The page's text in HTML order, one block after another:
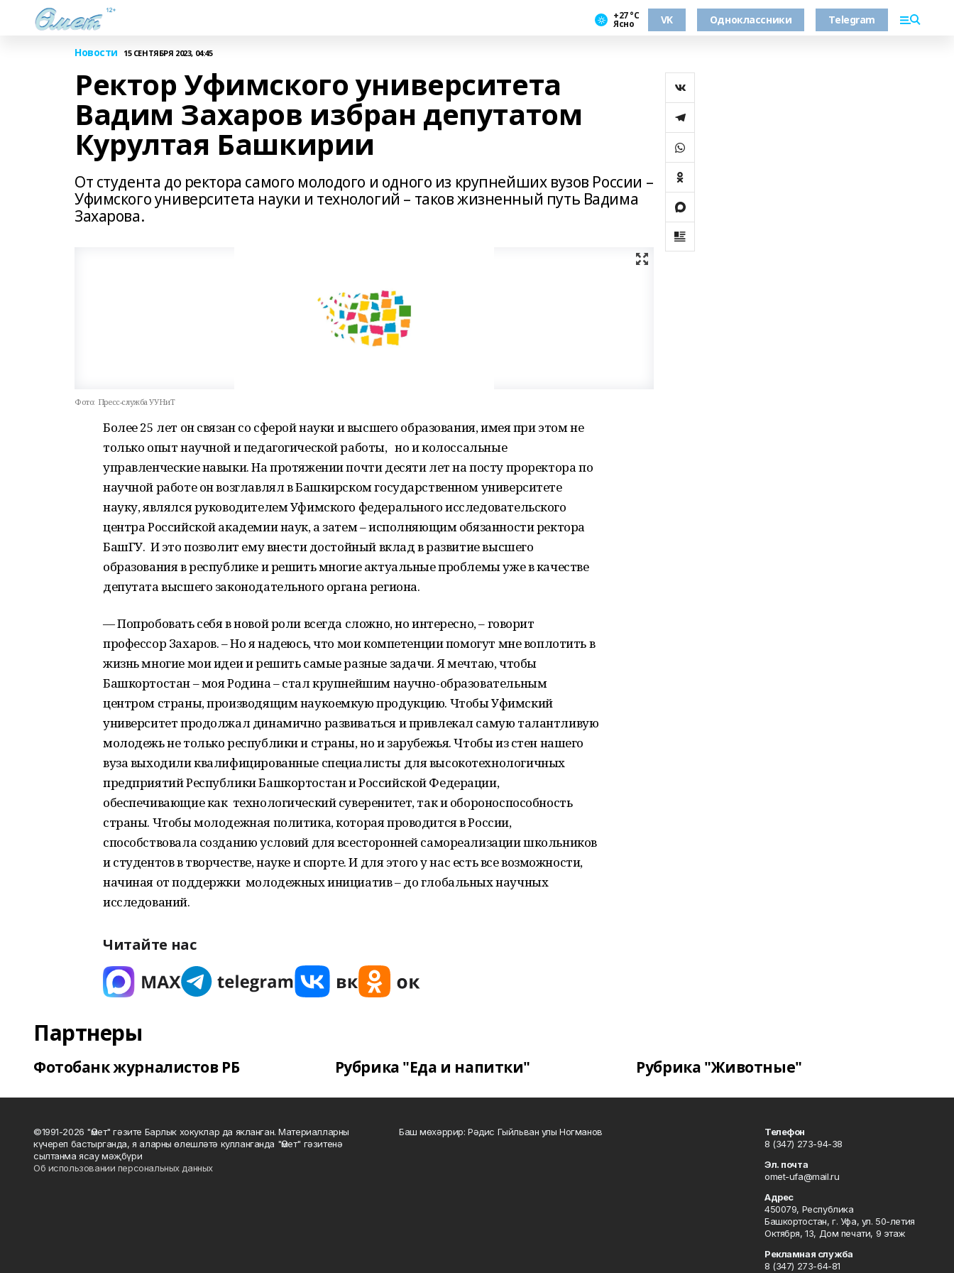
+27 °С
Ясно VK Одноклассники Telegram
Новости 15 СЕНТЯБРЯ 2023, 04:45
Ректор Уфимского университета
Вадим Захаров избран депутатом
Курултая Башкирии
От студента до ректора самого молодого и одного из крупнейших вузов России –
Уфимского университета науки и технологий – таков жизненный путь Вадима
Захарова.
Фото: Пресс-служба УУНиТ
Более 25 лет он связан со сферой науки и высшего образования, имея при этом не
только опыт научной и педагогической работы, но и колоссальные
управленческие навыки. На протяжении почти десяти лет на посту проректора по
научной работе он возглавлял в Башкирском государственном университете
науку, являлся руководителем Уфимского федерального исследовательского
центра Российской академии наук, а затем – исполняющим обязанности ректора
БашГУ. И это позволит ему внести достойный вклад в развитие высшего
образования в республике и решить многие актуальные проблемы уже в качестве
депутата высшего законодательного органа региона.
— Попробовать себя в новой роли всегда сложно, но интересно, – говорит
профессор Захаров. – Но я надеюсь, что мои компетенции помогут мне воплотить в
жизнь многие мои идеи и решить самые разные задачи. Я мечтаю, чтобы
Башкортостан – моя Родина – стал крупнейшим научно-образовательным
центром страны, производящим наукоемкую продукцию. Чтобы Уфимский
университет продолжал динамично развиваться и привлекал самую талантливую
молодежь не только республики и страны, но и зарубежья. Чтобы из стен нашего
вуза выходили квалифицированные специалисты для высокотехнологичных
предприятий Республики Башкортостан и Российской Федерации,
обеспечивающие как технологический суверенитет, так и обороноспособность
страны. Чтобы молодежная политика, которая проводится в России,
способствовала созданию условий для всесторонней самореализации школьников
и студентов в творчестве, науке и спорте. И для этого у нас есть все возможности,
начиная от поддержки молодежных инициатив – до глобальных научных
исследований.
Читайте нас
Партнеры
Фотобанк журналистов РБ Рубрика "Еда и напитки" Рубрика "Животные"
©1991-2026 "Өмет" гәзите Барлык хокуклар да якланган. Материалларны
күчереп бастырганда, я аларны өлешләтә кулланганда "Өмет" гәзитенә
сылтанма ясау мәҗбүри
Об использовании персональных данных
Баш мөхәррир: Рәдис Гыйльван улы Ногманов
Телефон
8 (347) 273-94-38
Эл. почта
omet-ufa@mail.ru
Адрес
450079, Республика
Башкортостан, г. Уфа, ул. 50-летия
Октября, 13, Дом печати, 9 этаж
Рекламная служба
8 (347) 273-64-81